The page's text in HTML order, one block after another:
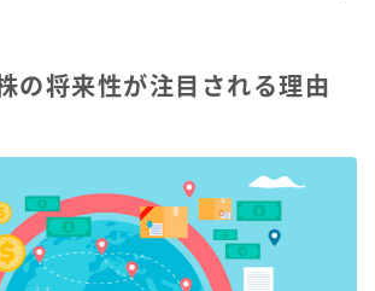
の将来性が注目される理由